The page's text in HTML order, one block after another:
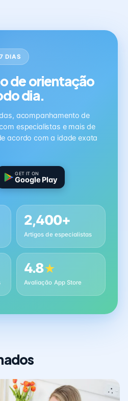
DIAS
de orientação
dia.
acompanhamento de
especialistas e mais de
acordo com a idade exata
GET IT ON
Google Play
2,400+
Artigos de especialistas
4.8★
Avaliação App Store